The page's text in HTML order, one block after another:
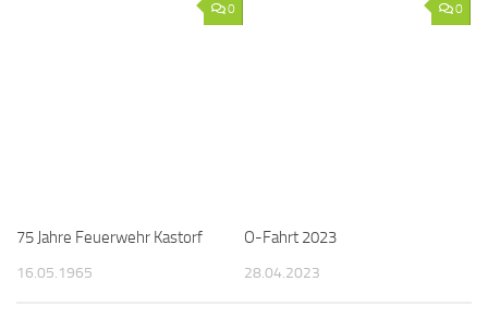
0
75 Jahre Feuerwehr Kastorf
16.05.1965
0
O-Fahrt 2023
28.04.2023